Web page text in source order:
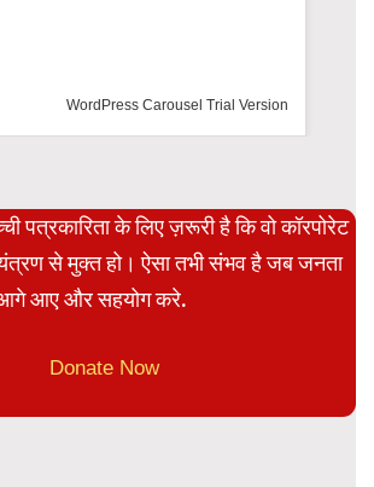
WordPress Carousel Trial Version
पत्रकारिता के लिए ज़रूरी है कि वो कॉरपोरेट
से मुक्त हो। ऐसा तभी संभव है जब जनता
आए और सहयोग करे.
Donate Now